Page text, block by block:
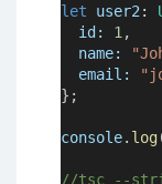
let
user2 :
id : 1 ,
name:
email :
};
console. log
//tsc --